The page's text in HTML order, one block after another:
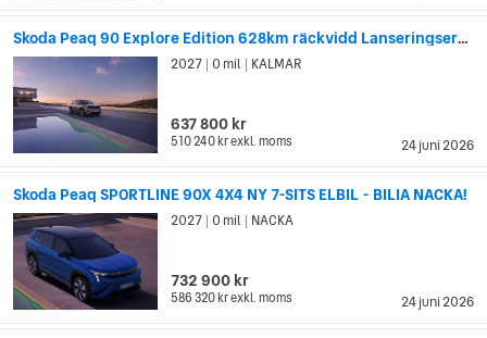
Skoda Peaq 90 Explore Edition 628km räckvidd Lanseringserbjudande*
24 juni 2026
2027 0 mil KALMAR
637 800 kr
510 240 krexkl. moms
Skoda Peaq SPORTLINE 90X 4X4 NY 7-SITS ELBIL - BILIA NACKA!
24 juni 2026
2027 0 mil NACKA
732 900 kr
586 320 krexkl. moms